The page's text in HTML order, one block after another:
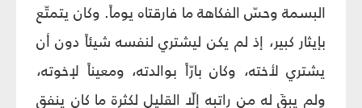
البسمة وحسّ الفكاهة ما فارقتاه يوماً. وكان يتمتّع
بإيثار كبير، إذ لم يكن ليشتري لنفسه شيئاً دون أن
يشتري لأخته، وكان بارّاً بوالدته، ومعيناً لإخوته،
ولم يبقَ له من راتبه إلّا القليل لكثرة ما كان ينفق